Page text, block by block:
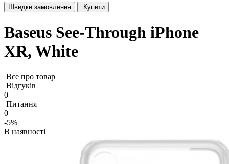
Швидке замовлення Купити
Baseus See-Through iPhone
XR, White
Все про товар
Відгуків
0
Питання
0
-5%
В наявності